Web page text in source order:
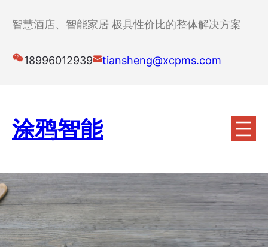
智慧酒店、智能家居 极具性价比的整体解决方案
18996012939 tiansheng@xcpms.com
涂鸦智能